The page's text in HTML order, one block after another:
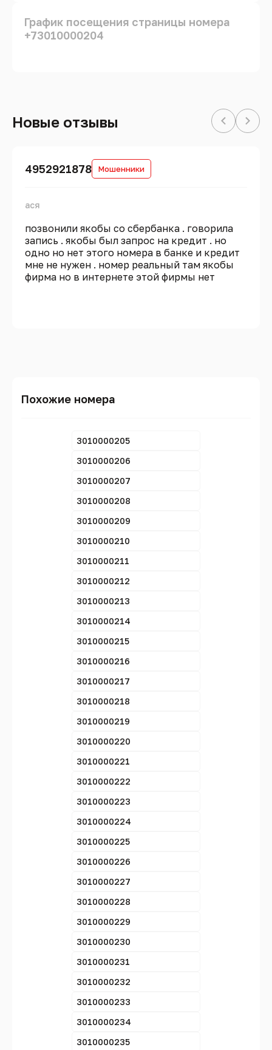
График посещения страницы номера
+73010000204
Новые отзывы
4952921878 Мошенники
ася
позвонили якобы со сбербанка . говорила
запись . якобы был запрос на кредит . но
одно но нет этого номера в банке и кредит
мне не нужен . номер реальный там якобы
фирма но в интернете этой фирмы нет
Похожие номера
3010000205
3010000206
3010000207
3010000208
3010000209
3010000210
3010000211
3010000212
3010000213
3010000214
3010000215
3010000216
3010000217
3010000218
3010000219
3010000220
3010000221
3010000222
3010000223
3010000224
3010000225
3010000226
3010000227
3010000228
3010000229
3010000230
3010000231
3010000232
3010000233
3010000234
3010000235